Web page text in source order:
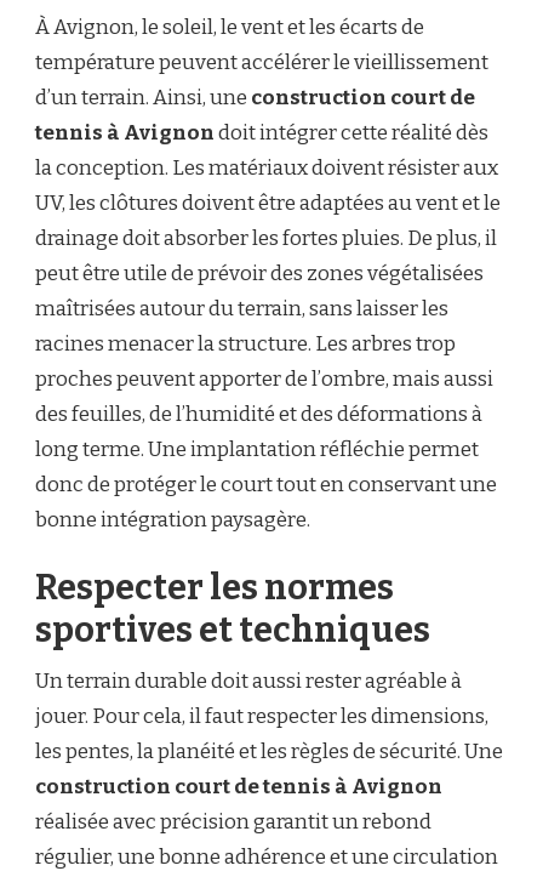
À Avignon, le soleil, le vent et les écarts de
température peuvent accélérer le vieillissement
d’un terrain. Ainsi, une construction court de
tennis à Avignondoit intégrer cette réalité dès
la conception. Les matériaux doivent résister aux
UV, les clôtures doivent être adaptées au vent et le
drainage doit absorber les fortes pluies. De plus, il
peut être utile de prévoir des zones végétalisées
maîtrisées autour du terrain, sans laisser les
racines menacer la structure. Les arbres trop
proches peuvent apporter de l’ombre, mais aussi
des feuilles, de l’humidité et des déformations à
long terme. Une implantation réfléchie permet
donc de protéger le court tout en conservant une
bonne intégration paysagère.
Respecter les normes
sportives et techniques
Un terrain durable doit aussi rester agréable à
jouer. Pour cela, il faut respecter les dimensions,
les pentes, la planéité et les règles de sécurité. Une
construction court de tennis à Avignon
réalisée avec précision garantit un rebond
régulier, une bonne adhérence et une circulation